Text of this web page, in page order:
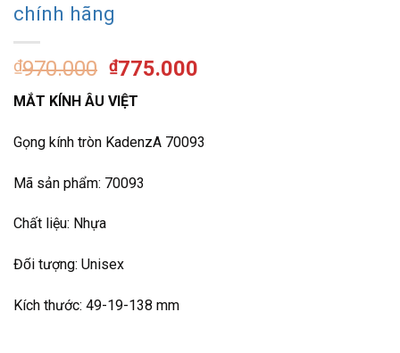
chính hãng
₫970.000 Giá
gốc
là:
₫970.000.
₫775.000
là:
₫775.000.
MẮT KÍNH ÂU VIỆT
Gọng kính tròn KadenzA 70093
Mã sản phẩm: 70093
Chất liệu: Nhựa
Đối tượng: Unisex
Kích thước: 49-19-138 mm